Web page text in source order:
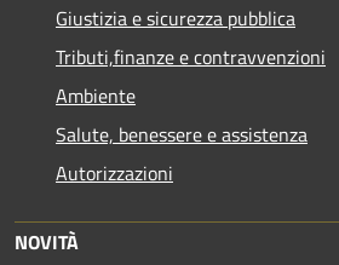
Giustizia e sicurezza pubblica
Tributi,finanze e contravvenzioni
Ambiente
Salute, benessere e assistenza
Autorizzazioni
NOVITÀ